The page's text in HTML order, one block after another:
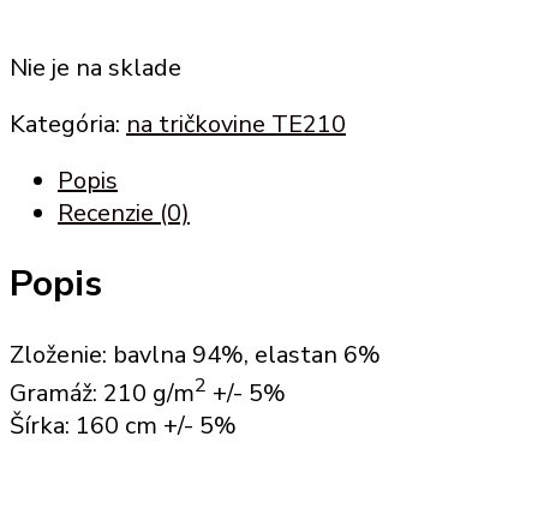
Nie je na sklade
Kategória: na tričkovine TE210
Popis
Recenzie (0)
Popis
Zloženie: bavlna 94%, elastan 6%
Gramáž: 210 g/m2 +/- 5%
Šírka: 160 cm +/- 5%